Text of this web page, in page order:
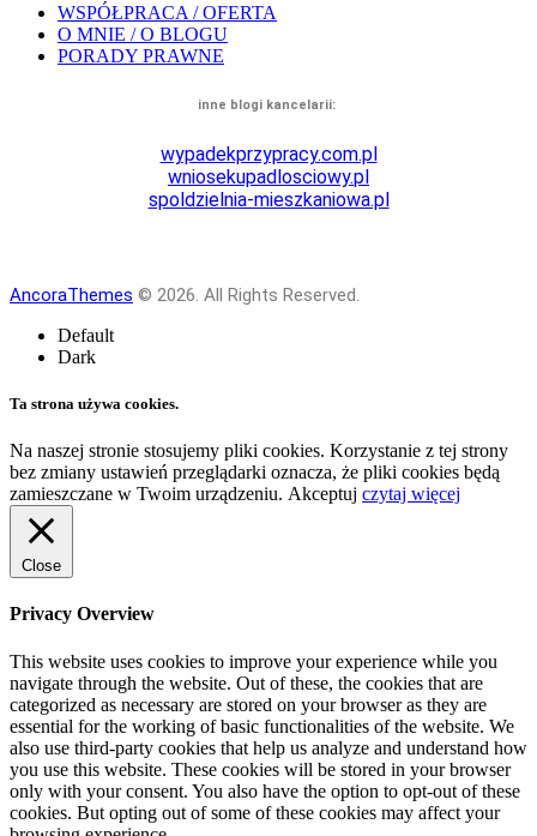
WSPÓŁPRACA / OFERTA
O MNIE / O BLOGU
PORADY PRAWNE
inne blogi kancelarii:
wypadekprzypracy.com.pl
wniosekupadlosciowy.pl
spoldzielnia-mieszkaniowa.pl
AncoraThemes © 2026. All Rights Reserved.
Default
Dark
Ta strona używa cookies.
Na naszej stronie stosujemy pliki cookies. Korzystanie z tej strony
bez zmiany ustawień przeglądarki oznacza, że pliki cookies będą
zamieszczane w Twoim urządzeniu. Akceptuj czytaj więcej
Close
Privacy Overview
This website uses cookies to improve your experience while you
navigate through the website. Out of these, the cookies that are
categorized as necessary are stored on your browser as they are
essential for the working of basic functionalities of the website. We
also use third-party cookies that help us analyze and understand how
you use this website. These cookies will be stored in your browser
only with your consent. You also have the option to opt-out of these
cookies. But opting out of some of these cookies may affect your